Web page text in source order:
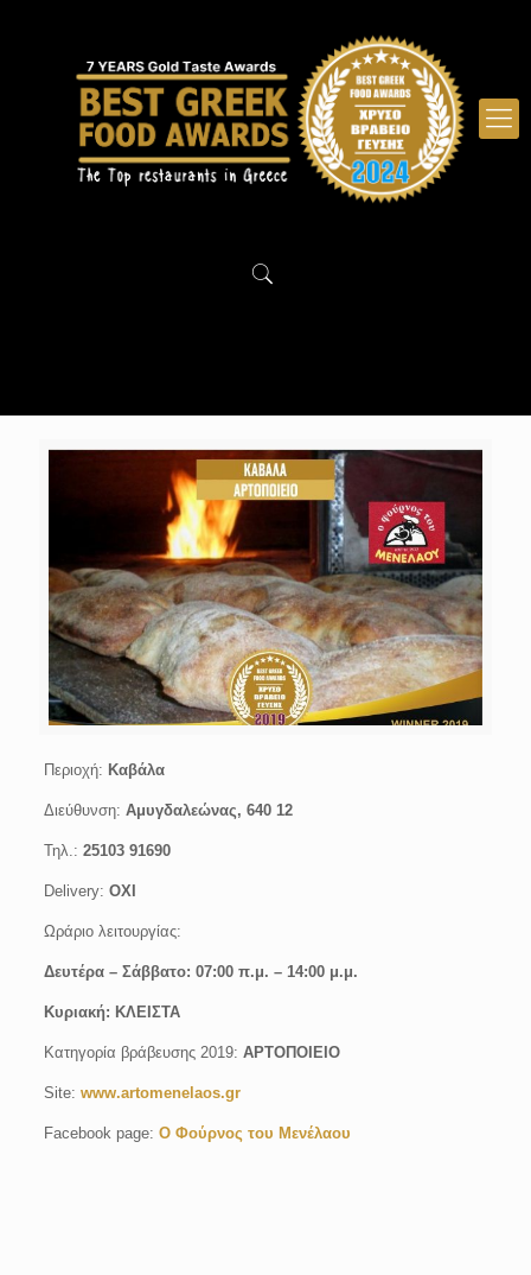
Περιοχή: Καβάλα
Διεύθυνση: Αμυγδαλεώνας, 640 12
Τηλ.: 25103 91690
Delivery: ΟΧΙ
Ωράριο λειτουργίας:
Δευτέρα – Σάββατο: 07:00 π.μ. – 14:00 μ.μ.
Κυριακή: ΚΛΕΙΣΤΑ
Κατηγορία βράβευσης 2019: ΑΡΤΟΠΟΙΕΙΟ
Site: www.artomenelaos.gr
Facebook page: Ο Φούρνος του Μενέλαου